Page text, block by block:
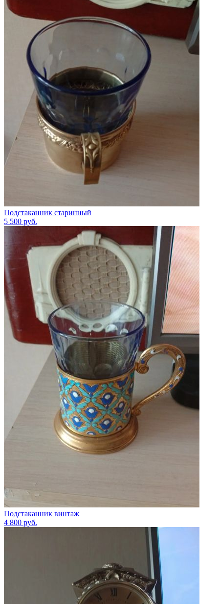
Подстаканник старинный
5 500 руб.
Подстаканник винтаж
4 800 руб.